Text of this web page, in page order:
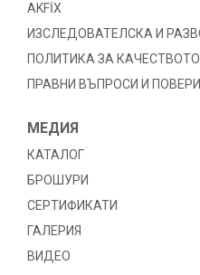
AKFİX
ИЗСЛЕДОВАТЕЛСКА И
ПОЛИТИКА ЗА КАЧЕСТВОТО
ПРАВНИ ВЪПРОСИ И
МЕДИЯ
КАТАЛОГ
БРОШУРИ
СЕРТИФИКАТИ
ГАЛЕРИЯ
ВИДЕО